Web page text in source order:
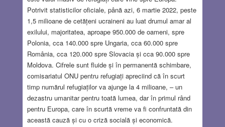
Potrivit statisticilor oficiale, până azi, 6 martie 2022, peste
1,5 milioane de cetățeni ucraineni au luat drumul amar al
exilului, majoritatea, aproape 950.000 de oameni, spre
Polonia, cca 140.000 spre Ungaria, cca 60.000 spre
România, cca 120.000 spre Slovacia și cca 90.000 spre
Moldova. Cifrele sunt fluide și în permanentă schimbare,
comisariatul ONU pentru refugiați apreciind că în scurt
timp numărul refugiaților va ajunge la 4 milioane, – un
dezastru umanitar pentru toată lumea, dar în primul rând
pentru Europa, care în scurtă vreme va fi confruntată din
această cauză și cu o criză socială și economică.